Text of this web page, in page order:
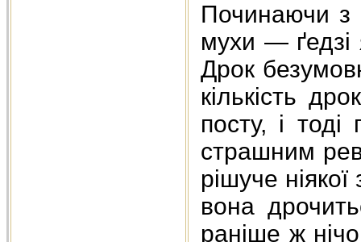
Починаючи з
мухи — ґедзі
Дрок
кількість
посту, і
страшним
рішуче
вона
раніше ж